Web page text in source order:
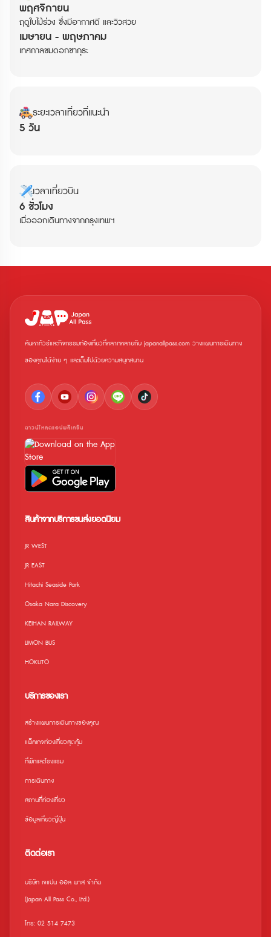
พฤศจิกายน
ฤดูใบไม้ร่วง ซึ่งมีอากาศดี และวิวสวย
เมษายน - พฤษภาคม
เทศกาลชมดอกซากุระ
ระยะเวลาเที่ยวที่แนะนำ
5 วัน
เวลาเที่ยวบิน
6 ชั่วโมง
เมื่อออกเดินทางจากกรุงเทพฯ
ค้นหาทัวร์และกิจกรรมท่องเที่ยวที่หลากหลายกับ japanallpass.com วางแผนการเดินทาง
ของคุณได้ง่าย ๆ และเต็มไปด้วยความสนุกสนาน
ดาวน์โหลดแอปพลิเคชัน
สินค้าจากบริการขนส่งยอดนิยม
JR WEST
JR EAST
Hitachi Seaside Park
Osaka Nara Discovery
KEIHAN RAILWAY
LIMON BUS
HOKUTO
บริการของเรา
สร้างแผนการเดินทางของคุณ
แพ็คเกจท่องเที่ยวสุดคุ้ม
ที่พักและโรงแรม
การเดินทาง
สถานที่ืท่องเที่ยว
ข้อมูลเที่ยวญี่ปุ่น
ติดต่อเรา
บริษัท เจแปน ออล พาส จำกัด
(Japan All Pass Co., Ltd.)
โทร: 02 514 7473